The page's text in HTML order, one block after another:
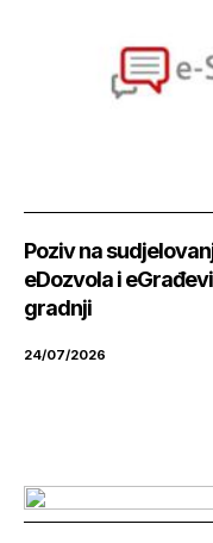
Poziv na
eDozvola i
gradnji
24/07/2026